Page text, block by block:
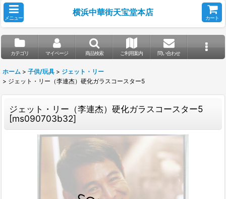
メニュー
横浜中華街天宝堂本店
カート
カテゴリ マイページ 商品検索 ご利用案内 問い合わせ
ホーム > 子供/玩具 > ジェット・リー
> ジェット・リー（李連杰）硬化ガラスコースター5
ジェット・リー（李連杰）硬化ガラスコースター5
[ms090703b32]